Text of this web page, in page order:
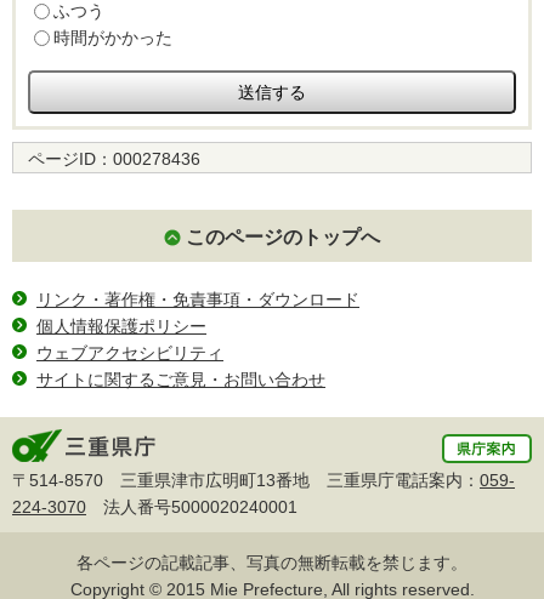
ふつう
時間がかかった
ページID： 000278436
このページのトップへ
リンク・著作権・免責事項・ダウンロード
個人情報保護ポリシー
ウェブアクセシビリティ
サイトに関するご意見・お問い合わせ
〒514-8570 三重県津市広明町13番地 三重県庁電話案内： 059-
224-3070 法人番号5000020240001
各ページの記載記事、写真の無断転載を禁じます。
Copyright © 2015 Mie Prefecture, All rights reserved.